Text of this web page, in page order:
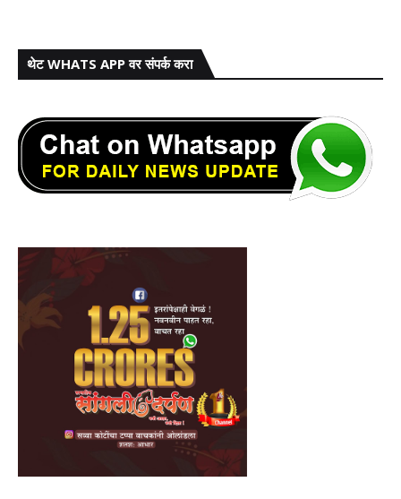
थेट WHATS APP वर संपर्क करा